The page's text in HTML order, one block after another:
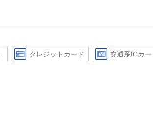
クレジットカード 交通系ICカー